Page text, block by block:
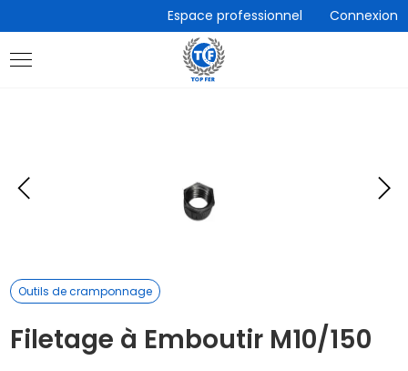
directement
au
contenu
Espace professionnel Connexion
Outils de cramponnage
Filetage à Emboutir M10/150